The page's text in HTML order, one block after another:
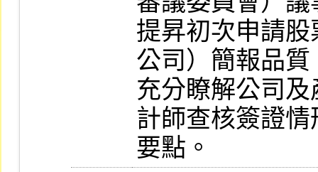
提昇初次申請
公司）簡報品
充分瞭解公司
計師查核簽證
要點。